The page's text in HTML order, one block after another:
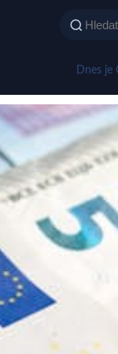
Dnes je